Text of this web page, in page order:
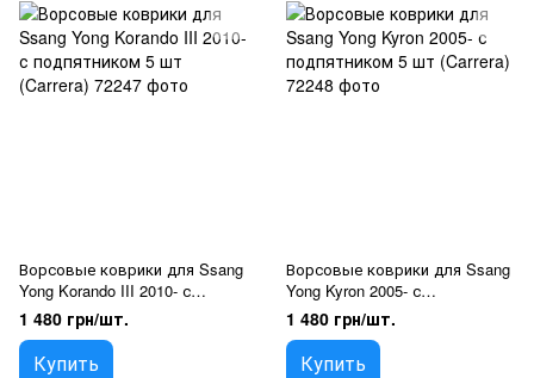
Ворсовые коврики для Ssang
Yong Korando III 2010- с
подпятником 5 шт (Carrera)
1 480 грн/шт.
Купить
Ворсовые коврики для Ssang
Yong Kyron 2005- с
подпятником 5 шт (Carrera)
1 480 грн/шт.
Купить